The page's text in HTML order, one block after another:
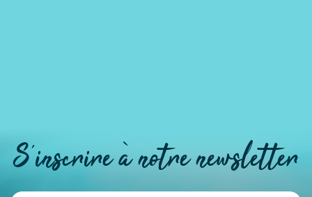
S'inscrire à notre newsletter